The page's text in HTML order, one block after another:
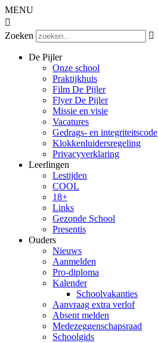
MENU

Zoeken

De Pijler
Onze school
Praktijkhuis
Film De Pijler
Flyer De Pijler
Missie en visie
Vacatures
Gedrags- en integriteitscode
Klokkenluidersregeling
Privacyverklaring
Leerlingen
Lestijden
COOL
18+
Links
Gezonde School
Presentis
Ouders
Nieuws
Aanmelden
Pro-diploma
Kalender
Schoolvakanties
Aanvraag extra verlof
Absent melden
Medezeggenschapsraad
Schoolgids